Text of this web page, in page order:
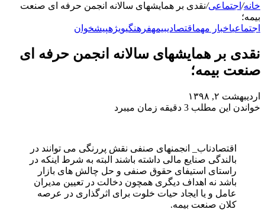
خانه/ اجتماعی/نقدی بر همایشهای سالانه انجمن حرفه ای صنعت
بیمه؛
اجتماعیاخبار مهماقتصادیبیمهفرهنگیویژهپیشخوان
نقدی بر همایشهای سالانه انجمن حرفه ای
صنعت بیمه؛
اردیبهشت ۲, ۱۳۹۸
خواندن این مطلب 3 دقیقه زمان میبرد
اقتصادناب_ انجمنهای صنفی نقش پررنگی می توانند در
بالندگی صنایع مالی داشته باشند البته به شرط اینکه در
راستای استیفای حقوق صنفی و حل چالش های بازار
باشد نه اهداف دیگری همچون دخالت در تعیین مدیران
عامل و یا ایجاد حیات خلوت برای اثرگذاری در عرصه
کلان صنعت بیمه.